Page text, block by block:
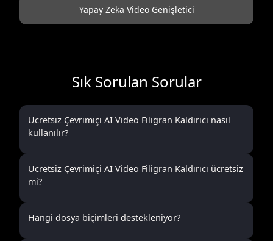
Yapay Zeka Video Genişletici
Sık Sorulan Sorular
Ücretsiz Çevrimiçi AI Video Filigran Kaldırıcı nasıl
kullanılır?
Ücretsiz Çevrimiçi AI Video Filigran Kaldırıcı ücretsiz
mi?
Hangi dosya biçimleri destekleniyor?